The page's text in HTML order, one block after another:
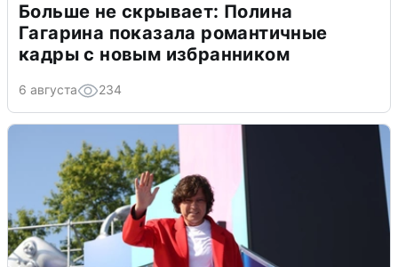
Больше не скрывает: Полина
Гагарина показала романтичные
кадры с новым избранником
6 августа 234